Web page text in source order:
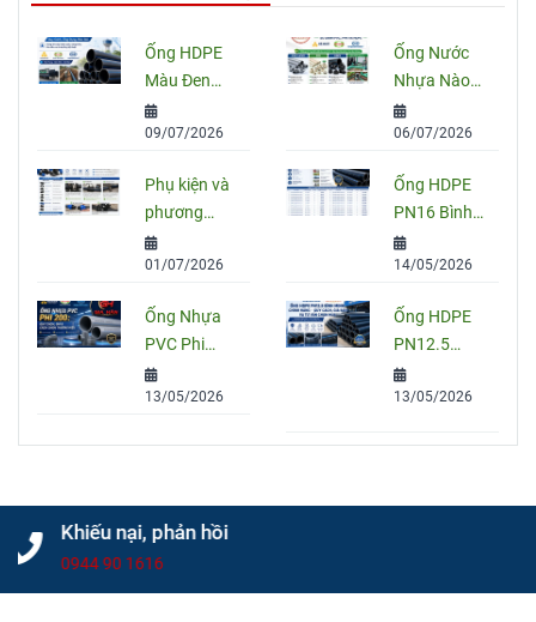
Ống HDPE
Màu Đen
Sọc Xanh:
Quy Cách,
Và Cách
Chọn Đúng
09/07/2026
Ống Nước
Nhựa Nào
Tốt Nhất
Hiện Nay?
PVC, PPR
Và HDPE
06/07/2026
Phụ kiện và
phương
pháp nối
ống HDPE
thuật
01/07/2026
Ống HDPE
PN16 Bình
Minh: Quy
Cách, Báo
Chọn Đúng
Cho Công
Trình
14/05/2026
Ống Nhựa
PVC Phi
200: Quy
Cách, Giá
Trình
13/05/2026
Ống HDPE
PN12.5
Bình Minh
Chính Hãng
Chọn Mua
13/05/2026
Hợp tác với Gia Hân Group
ghgroup.vn@gmail.com